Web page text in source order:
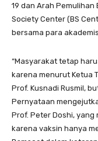
19 dan Arah Pemulihan
Society Center (BS
bersama para
“Masyarakat tetap
karena menurut Ketua
Prof. Kusnadi Rusmil,
Pernyataan
Prof. Peter Doshi,
karena vaksin hanya